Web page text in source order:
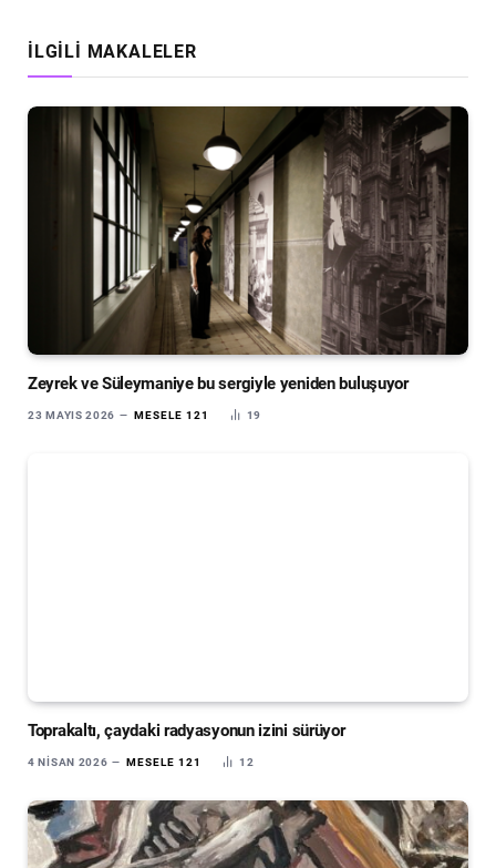
İLGILI MAKALELER
Zeyrek ve Süleymaniye bu sergiyle yeniden buluşuyor
23 MAYIS 2026 MESELE 121 19
Toprakaltı, çaydaki radyasyonun izini sürüyor
4 NISAN 2026 MESELE 121 12